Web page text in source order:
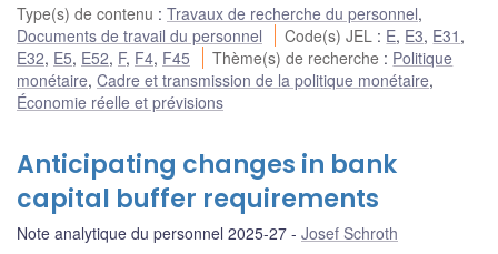
Type(s) de contenu : Travaux de recherche du personnel,
Documents de travail du personnel
Code(s) JEL : E, E3, E31 ,
E32, E5, E52, F, F4, F45 Thème(s) de recherche : Politique
monétaire, Cadre et transmission de la politique monétaire,
Économie réelle et prévisions
Anticipating changes in bank
capital buffer requirements
Note analytique du personnel 2025-27 Josef Schroth